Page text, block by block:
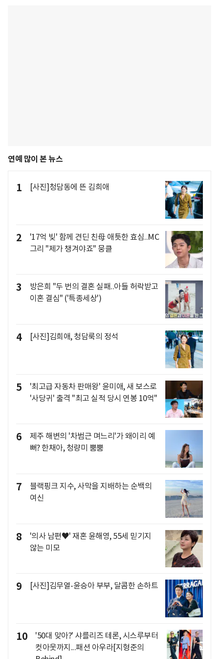
연예 많이 본 뉴스
1 [사진]청담동에 뜬 김희애
2
'17억 빚' 함께 견딘 친母 애틋한 효심..MC
그리 "제가 챙겨야죠" 뭉클
3
방은희 "두 번의 결혼 실패..아들 허락받고
이혼 결심" ('특종세상')
4 [사진]김희애, 청담룩의 정석
5
'최고급 자동차 판매왕' 윤미애, 새 보스로
'사당귀' 출격 "최고 실적 당시 연봉 10억"
6
제주 해변의 '차범근 며느리'가 왜이리 예
뻐? 한채아, 청량미 뿜뿜
7
블랙핑크 지수, 사막을 지배하는 순백의
여신
8
'의사 남편♥' 재혼 윤해영, 55세 믿기지
않는 미모
9 [사진]김무열-윤승아 부부, 달콤한 손하트
10
'50대 맞아?' 샤를리즈 테론, 시스루부터
컷아웃까지...패션 아우라[지형준의